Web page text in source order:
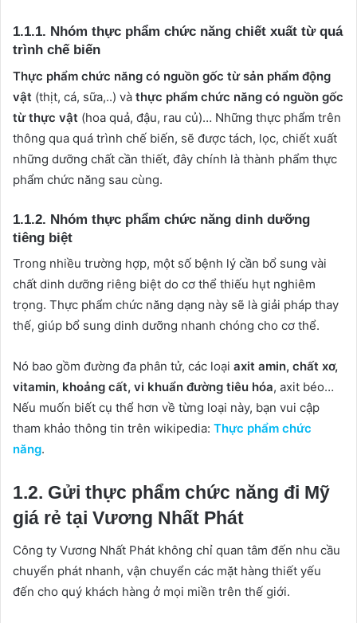
1.1.1. Nhóm thực phẩm chức năng chiết xuất từ quá
trình chế biến
Thực phẩm chức năng có nguồn gốc từ sản phẩm động
vật (thịt, cá, sữa,..) và thực phẩm chức năng có nguồn gốc
từ thực vật (hoa quả, đậu, rau củ)… Những thực phẩm trên
thông qua quá trình chế biến, sẽ được tách, lọc, chiết xuất
những dưỡng chất cần thiết, đây chính là thành phẩm thực
phẩm chức năng sau cùng.
1.1.2. Nhóm thực phẩm chức năng dinh dưỡng
tiêng biệt
Trong nhiều trường hợp, một số bệnh lý cần bổ sung vài
chất dinh dưỡng riêng biệt do cơ thể thiếu hụt nghiêm
trọng. Thực phẩm chức năng dạng này sẽ là giải pháp thay
thế, giúp bổ sung dinh dưỡng nhanh chóng cho cơ thể.
Nó bao gồm đường đa phân tử, các loại axit amin, chất xơ,
vitamin, khoảng cất, vi khuẩn đường tiêu hóa, axit béo…
Nếu muốn biết cụ thể hơn về từng loại này, bạn vui cập
tham khảo thông tin trên wikipedia: Thực phẩm chức
năng.
1.2. Gửi thực phẩm chức năng đi Mỹ
giá rẻ tại Vương Nhất Phát
Công ty Vương Nhất Phát không chỉ quan tâm đến nhu cầu
chuyển phát nhanh, vận chuyển các mặt hàng thiết yếu
đến cho quý khách hàng ở mọi miền trên thế giới.